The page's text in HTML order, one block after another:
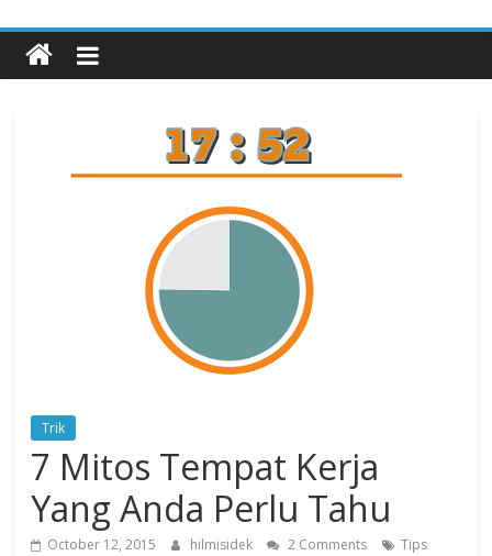
Trik
7 Mitos Tempat Kerja
Yang Anda Perlu Tahu
October 12, 2015 hilmisidek 2 Comments Tips